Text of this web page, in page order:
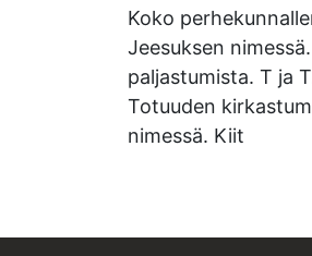
Koko
Jeesuksen
paljastumista. T ja
Totuuden
nimessä. Kiit